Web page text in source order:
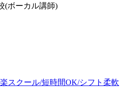
(ボーカル講師)
スクール/短時間OK/シフト柔軟